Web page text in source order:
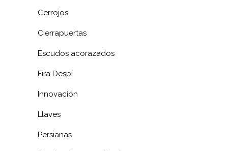
Cerrojos
Cierrapuertas
Escudos acorazados
Fira Despí
Innovación
Llaves
Persianas